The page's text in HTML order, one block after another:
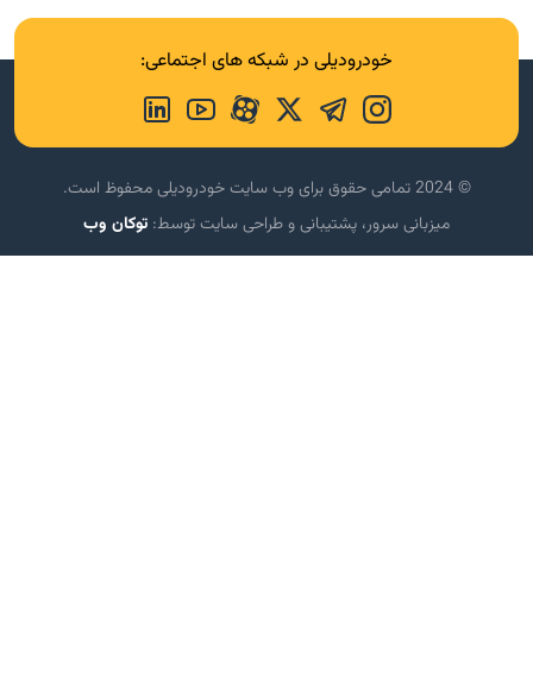
خودرودیلی در شبکه های اجتماعی:
© 2024 تمامی حقوق برای وب سایت خودرودیلی محفوظ است.
میزبانی سرور، پشتیبانی و طراحی سایت توسط: توکان وب